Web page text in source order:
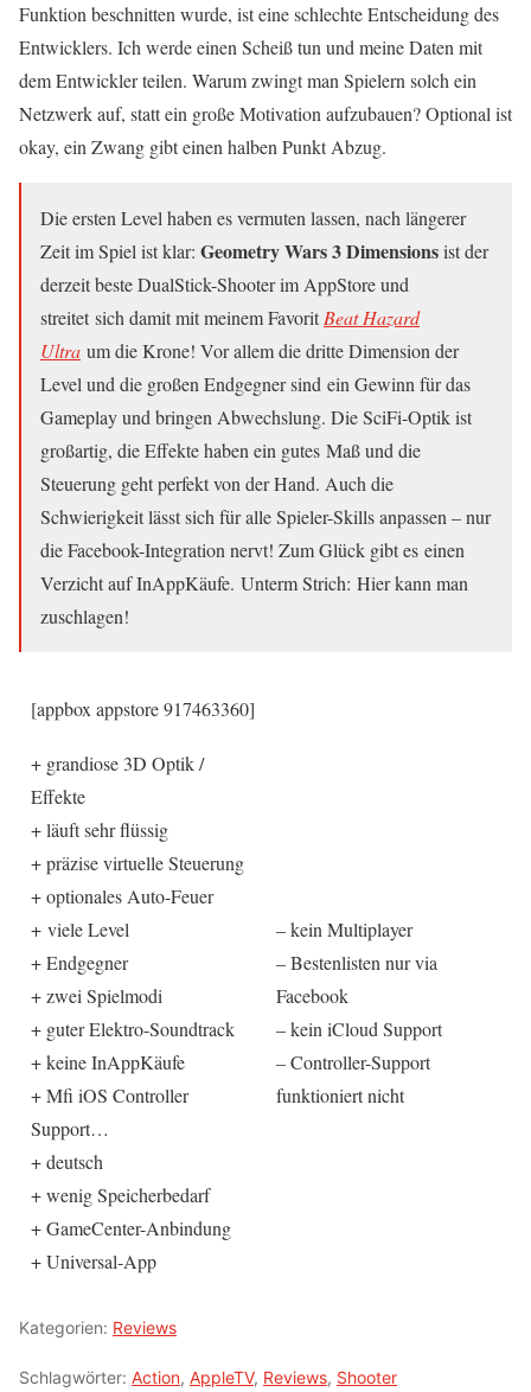
Funktion beschnitten wurde, ist eine schlechte Entscheidung des
Entwicklers. Ich werde einen Scheiß tun und meine Daten mit
dem Entwickler teilen. Warum zwingt man Spielern solch ein
Netzwerk auf, statt ein große Motivation aufzubauen? Optional ist
okay, ein Zwang gibt einen halben Punkt Abzug.
Die ersten Level haben es vermuten lassen, nach längerer
Zeit im Spiel ist klar: Geometry Wars 3 Dimensionsist der
derzeit beste DualStick-Shooter im AppStore und
streitet sich damit mit meinem Favorit Beat Hazard
Ultra um die Krone! Vor allem die dritte Dimension der
Level und die großen Endgegner sind ein Gewinn für das
Gameplay und bringen Abwechslung. Die SciFi-Optik ist
großartig, die Effekte haben ein gutes Maß und die
Steuerung geht perfekt von der Hand. Auch die
Schwierigkeit lässt sich für alle Spieler-Skills anpassen – nur
die Facebook-Integration nervt! Zum Glück gibt es einen
Verzicht auf InAppKäufe. Unterm Strich: Hier kann man
zuschlagen!
[appbox appstore 917463360]
+ grandiose 3D Optik /
Effekte
+ läuft sehr flüssig
+ präzise virtuelle Steuerung
+ optionales Auto-Feuer
+ viele Level
+ Endgegner
+ zwei Spielmodi
+ guter Elektro-Soundtrack
+ keine InAppKäufe
+ Mfi iOS Controller
Support…
+ deutsch
+ wenig Speicherbedarf
+ GameCenter-Anbindung
+ Universal-App
– kein Multiplayer
– Bestenlisten nur via
Facebook
– kein iCloud Support
– Controller-Support
funktioniert nicht
Kategorien: Reviews
Schlagwörter: Action, AppleTV, Reviews, Shooter